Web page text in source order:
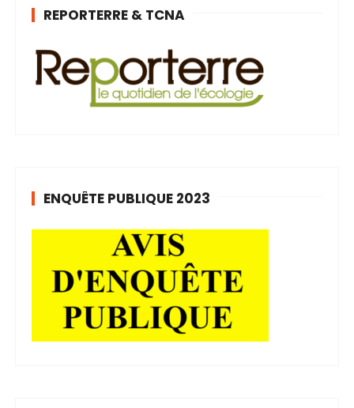
REPORTERRE & TCNA
ENQUÊTE PUBLIQUE 2023